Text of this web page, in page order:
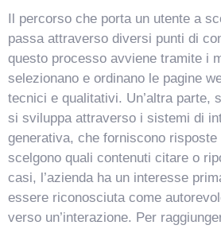
Il percorso che porta un utente a
passa attraverso diversi punti di
questo processo avviene tramite i
selezionano e ordinano le pagine
tecnici e qualitativi. Un’altra parte,
si sviluppa attraverso i sistemi di
generativa, che forniscono
scelgono quali contenuti citare o
casi, l’azienda ha un interesse
essere riconosciuta come
verso un’interazione. Per